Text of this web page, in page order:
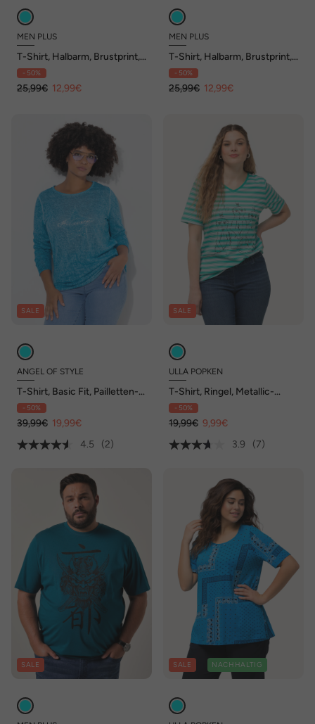
MEN PLUS
T-Shirt, Halbarm, Brustprint,
bis 8 XL
- 50%
25,99€ 12,99€
MEN PLUS
T-Shirt, Halbarm, Brustprint,
bis 8 XL
- 50%
25,99€ 12,99€
SALE
ANGEL OF STYLE
T-Shirt, Basic Fit, Pailletten-
Stern, Langarm
- 50%
39,99€ 19,99€
4.5
(2)
SALE
ULLA POPKEN
T-Shirt, Ringel, Metallic-
Tiermotiv, V-Ausschnitt,
Halbarm
- 50%
19,99€ 9,99€
3.9
(7)
SALE SALE NACHHALTIG